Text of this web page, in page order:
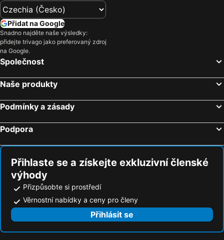
Přidat na Google
Snadno najděte naše výsledky:
přidejte trivago jako preferovaný zdroj
na Google.
Společnost
Naše produkty
Podmínky a zásady
Podpora
Přihlaste se a získejte exkluzivní členské
výhody
Přizpůsobte si prostředí
Věrnostní nabídky a ceny pro členy
Přihlásit se